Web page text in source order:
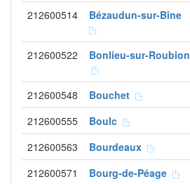
212600514 Bézaudun-sur-Bîne
212600522 Bonlieu-sur-Roubion
212600548 Bouchet
212600555 Boulc
212600563 Bourdeaux
212600571 Bourg-de-Péage